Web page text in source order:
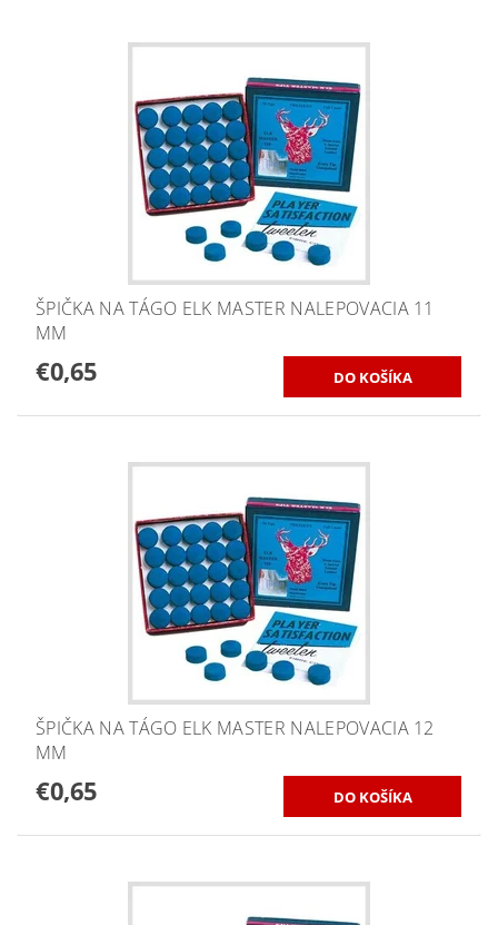
ŠPIČKA NA TÁGO ELK MASTER NALEPOVACIA 11
MM
€0,65
ŠPIČKA NA TÁGO ELK MASTER NALEPOVACIA 12
MM
€0,65